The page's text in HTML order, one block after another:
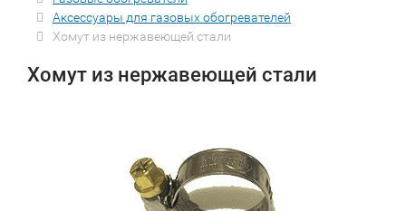
Аксессуары для газовых обогревателей
Хомут из нержавеющей стали
Хомут из нержавеющей стали